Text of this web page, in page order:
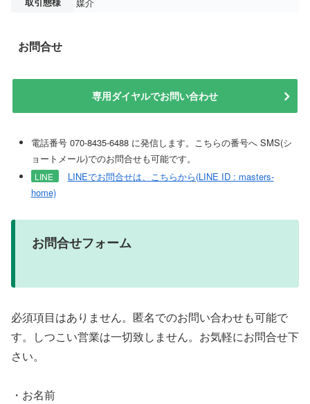
媒介
お問合せ
専用ダイヤルでお問い合わせ
電話番号 070-8435-6488 に発信します。こちらの番号へ SMS(シ
ョートメール)でのお問合せも可能です。
LINE
LINEでお問合せは、こちらから(LINE ID : masters-
home)
お問合せフォーム
必須項目はありません。匿名でのお問い合わせも可能で
す。しつこい営業は一切致しません。お気軽にお問合せ下
さい。
・お名前